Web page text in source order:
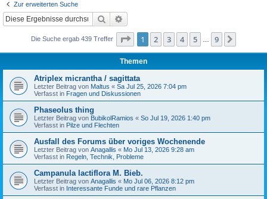
Zur erweiterten Suche
Suche
Die Suche ergab 439 Treffer Seite 1von
1 2 3 4 5 9
Themen
Atriplex micrantha / sagittata
Letzter Beitrag von Maltus « Sa Jul 25, 2026 7:04 pm
Verfasst in Fragen und Diskussionen
Phaseolus thing
Letzter Beitrag von BubikolRamios « So Jul 19, 2026 1:40 pm
Verfasst in Pilze und Flechten
Ausfall des Forums über voriges Wochenende
Letzter Beitrag von Anagallis « Mo Jul 13, 2026 9:28 am
Verfasst in Regeln, Technik, Probleme
Campanula lactiflora M. Bieb.
Letzter Beitrag von Anagallis « Mo Jul 06, 2026 8:12 pm
Verfasst in Interessante Funde und rare Pflanzen